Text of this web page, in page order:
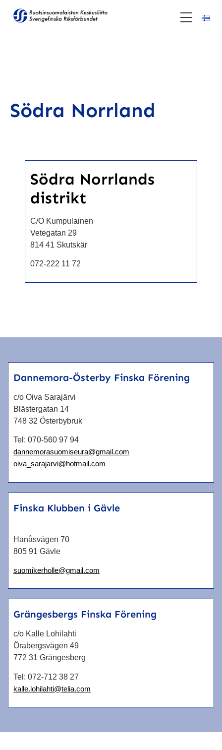
Södra Norrland
Södra Norrlands
distrikt
C/O Kumpulainen
Vetegatan 29
814 41 Skutskär
072-222 11 72
Dannemora-Österby Finska Förening
c/o Oiva Sarajärvi
Blästergatan 14
748 32 Österbybruk
Tel: 070-560 97 94
dannemorasuomiseura@gmail.com
oiva_sarajarvi@hotmail.com
Finska Klubben i Gävle
Hanåsvägen 70
805 91 Gävle
suomikerholle@gmail.com
Grängesbergs Finska Förening
c/o Kalle Lohilahti
Örabergsvägen 49
772 31 Grängesberg
Tel: 072-712 38 27
kalle.lohilahti@telia.com